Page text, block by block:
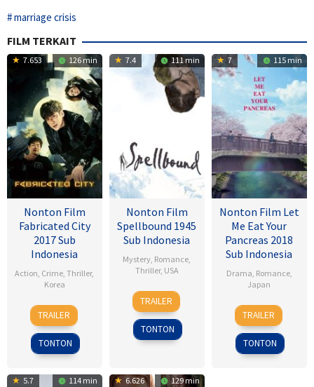
marriage crisis
FILM TERKAIT
7.653 126 min
Nonton Film
Fabricated City
2017 Sub
Indonesia
Action, Crime,Thriller,
Korea
9
Feb
2017
Lee
Hu-
bin
TRAILER
TONTON
7.4 111 min
Nonton Film
Spellbound 1945
Sub Indonesia
Mystery, Romance,
Thriller, USA
8
Nov
1945
Alfred
Hitchcock
TRAILER
TONTON
7 115 min
Nonton Film Let
Me Eat Your
Pancreas 2018
Sub Indonesia
Drama, Romance,
Japan
28
Jul
2017
Sho
Tsukikawa
TRAILER
TONTON
5.7 114 min 6.626 129 min